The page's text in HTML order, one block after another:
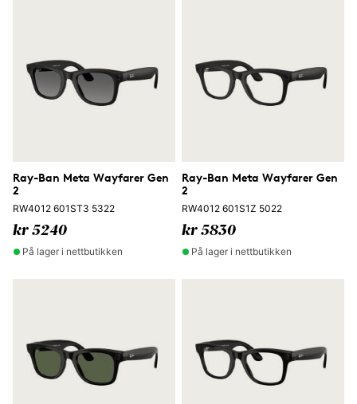
Ray-Ban Meta Wayfarer Gen
2
RW4012 601ST3 5322
kr 5240
På lager i nettbutikken
Ray-Ban Meta Wayfarer Gen
2
RW4012 601S1Z 5022
kr 5830
På lager i nettbutikken